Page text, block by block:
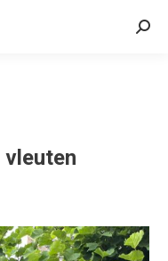
vleuten